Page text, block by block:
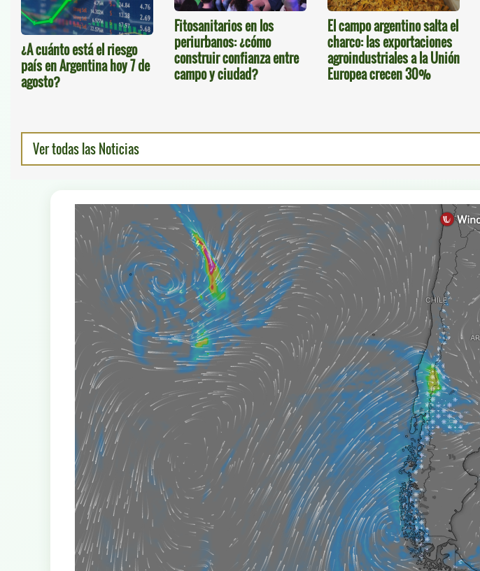
¿A cuánto está el riesgo
país en Argentina hoy 7 de
agosto?
Fitosanitarios en los
periurbanos: ¿cómo
construir confianza entre
campo y ciudad?
El campo argentino salta el
charco: las exportaciones
agroindustriales a la Unión
Europea crecen 30%
Ver todas las Noticias